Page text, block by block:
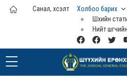
Үндсэн агуулга руу шилжих
Санал, хүсэлт
Холбоо барих
Шүүхийн
Нийт